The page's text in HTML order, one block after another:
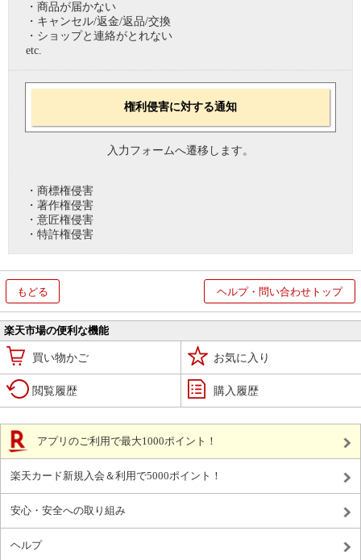
・商品が届かない
・キャンセル/返金/返品/交換
・ショップと連絡がとれない
etc.
権利侵害に対する通知
入力フォームへ遷移します。
・商標権侵害
・著作権侵害
・意匠権侵害
・特許権侵害
もどる ヘルプ・問い合わせトップ
楽天市場の便利な機能
買い物かご お気に入り
閲覧履歴 購入履歴
アプリのご利用で最大1000ポイント！
楽天カード新規入会＆利用で5000ポイント！
安心・安全への取り組み
ヘルプ